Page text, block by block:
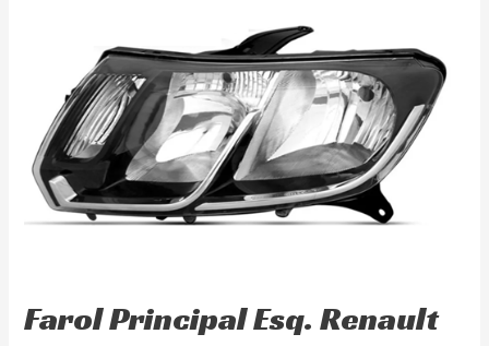
Farol Principal Esq. Renault